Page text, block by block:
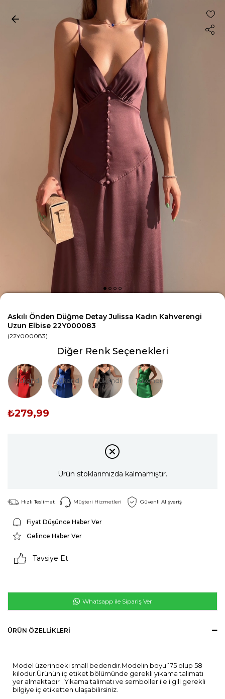
Askılı Önden Düğme Detay Julissa Kadın Kahverengi
Uzun Elbise 22Y000083
(22Y000083)
Diğer Renk Seçenekleri
Tükendi Tükendi Tükendi Tükendi
₺279,99
Ürün stoklarımızda kalmamıştır.
Hızlı Teslimat Müşteri Hizmetleri Güvenli Alışveriş
Fiyat Düşünce Haber Ver
Gelince Haber Ver
Tavsiye Et
Whatsapp ile Sipariş Ver
ÜRÜN ÖZELLIKLERI
Model üzerindeki small bedendir.Modelin boyu 175 olup 58
kilodur.Ürünün iç etiket bölümünde gerekli yıkama talimatı
yer almaktadır . Yıkama talimatı ve semboller ile ilgili gerekli
bilgiye iç etiketten ulaşabilirsiniz.